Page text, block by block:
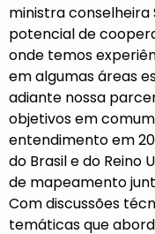
ministra conselheira
potencial de
onde temos
em algumas áreas
adiante nossa
objetivos em
entendimento em
do Brasil e do Reino
de mapeamento
Com discussões
temáticas que